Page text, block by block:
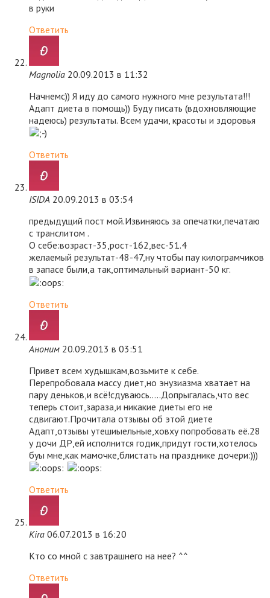
в руки
Ответить
Magnolia 20.09.2013 в 11:32
Начнемс)) Я иду до самого нужного мне результата!!!
Адапт диета в помощь)) Буду писать (вдохновляющие
надеюсь) результаты. Всем удачи, красоты и здоровья
Ответить
ISIDA 20.09.2013 в 03:54
предыдущий пост мой.Извиняюсь за опечатки,печатаю
с транслитом .
О себе:возраст-35,рост-162,вес-51.4
желаемый результат-48-47,ну чтобы пау килограмчиков
в запасе были,а так,оптимальный вариант-50 кг.
Ответить
Аноним 20.09.2013 в 03:51
Привет всем худышкам,возьмите к себе.
Перепробовала массу диет,но энузиазма хватает на
пару деньков,и всё!сдуваюсь…..Допрыгалась,что вес
теперь стоит,зараза,и никакие диеты его не
сдвигают.Прочитала отзывы об этой диете
Адапт,отзывы утешиыельные,ховху попробовать её.28
у дочи ДР,ей исполнится годик,придут гости,хотелось
буы мне,как мамочке,блистать на празднике дочери:)))
Ответить
Kira 06.07.2013 в 16:20
Кто со мной с завтрашнего на нее? ^^
Ответить